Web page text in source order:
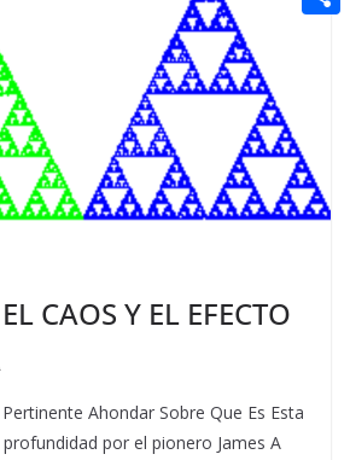
CAOS Y EL EFECTO
Ahondar Sobre Que Es Esta
por el pionero James A
n
s
t
a
t
p
a
r